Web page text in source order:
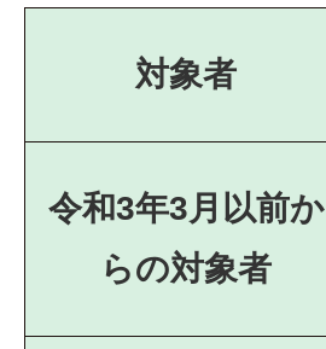
対象者
令和3年3月以前か
らの対象者